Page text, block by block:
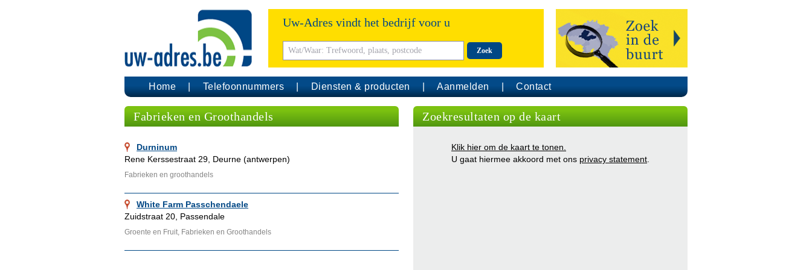
Uw-Adres vindt het bedrijf voor u
Zoek
Home Telefoonnummers Diensten & producten Aanmelden Contact
Fabrieken en Groothandels
Durninum
Rene Kerssestraat 29, Deurne (antwerpen)
Fabrieken en groothandels
White Farm Passchendaele
Zuidstraat 20, Passendale
Groente en Fruit, Fabrieken en Groothandels
Zoekresultaten op de kaart
Klik hier om de kaart te tonen.
U gaat hiermee akkoord met ons privacy statement